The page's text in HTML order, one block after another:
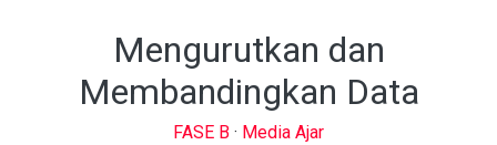
Mengurutkan dan
Membandingkan Data
FASE B · Media Ajar